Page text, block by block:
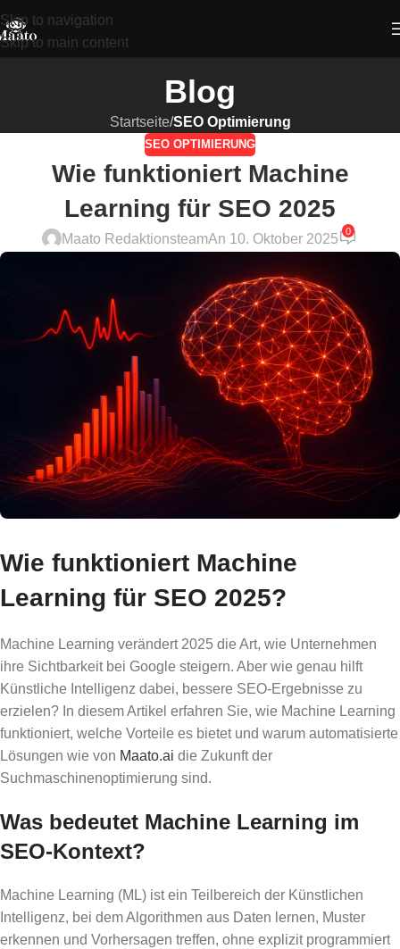
Skip to navigation
Skip to main content
Blog
Startseite/SEO Optimierung
SEO OPTIMIERUNG
Wie funktioniert Machine
Learning für SEO 2025
Maato RedaktionsteamAn 10. Oktober 2025
0
Wie funktioniert Machine
Learning für SEO 2025?
Machine Learning verändert 2025 die Art, wie Unternehmen
ihre Sichtbarkeit bei Google steigern. Aber wie genau hilft
Künstliche Intelligenz dabei, bessere SEO-Ergebnisse zu
erzielen? In diesem Artikel erfahren Sie, wie Machine Learning
funktioniert, welche Vorteile es bietet und warum automatisierte
Lösungen wie von Maato.ai die Zukunft der
Suchmaschinenoptimierung sind.
Was bedeutet Machine Learning im
SEO-Kontext?
Machine Learning (ML) ist ein Teilbereich der Künstlichen
Intelligenz, bei dem Algorithmen aus Daten lernen, Muster
erkennen und Vorhersagen treffen, ohne explizit programmiert